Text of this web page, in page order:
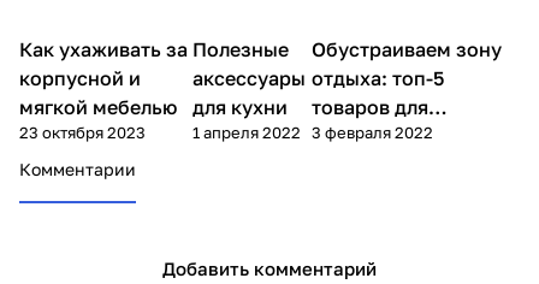
Дом
Как ухаживать за
корпусной и
мягкой мебелью
23 октября 2023
Дом
Полезные
аксессуары
для кухни
1 апреля 2022
Советы покупателям
Обустраиваем зону
отдыха: топ-5
товаров для
комфорта
3 февраля 2022
Комментарии
Добавить комментарий